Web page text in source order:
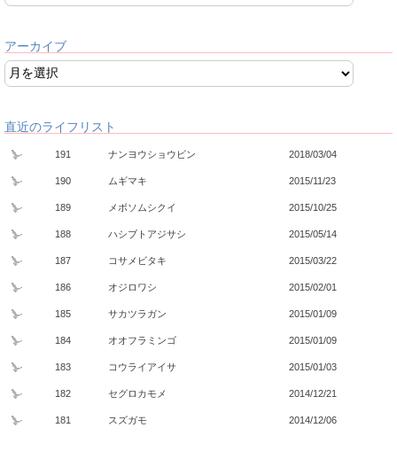
アーカイブ
直近のライフリスト
191 ナンヨウショウビン 2018/03/04
190 ムギマキ 2015/11/23
189 メボソムシクイ 2015/10/25
188 ハシブトアジサシ 2015/05/14
187 コサメビタキ 2015/03/22
186 オジロワシ 2015/02/01
185 サカツラガン 2015/01/09
184 オオフラミンゴ 2015/01/09
183 コウライアイサ 2015/01/03
182 セグロカモメ 2014/12/21
181 スズガモ 2014/12/06